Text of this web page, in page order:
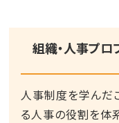
組織・人事プ
人事制度を学んだ
る人事の役割を体